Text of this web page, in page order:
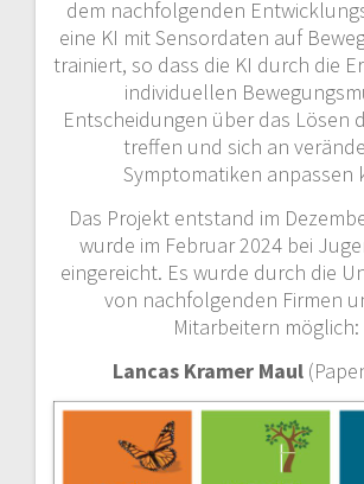
dem nachfolgenden
eine KI mit Sensordaten auf
trainiert, so dass die KI durch die
individuellen
Entscheidungen über das Lösen
treffen und sich an
Symptomatiken anpassen
Das Projekt entstand im
wurde im Februar 2024 bei
eingereicht. Es wurde durch die
von nachfolgenden Firmen
Mitarbeitern möglich:
Lancas Kramer Maul